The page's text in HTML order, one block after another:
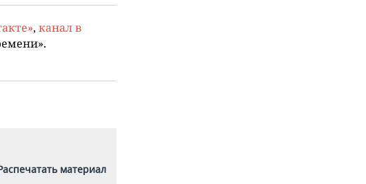
, канал в
материал